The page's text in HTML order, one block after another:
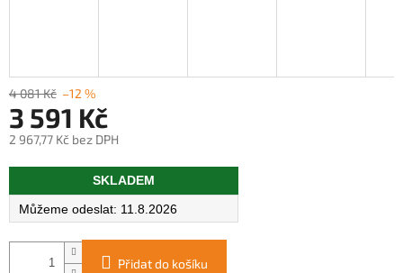
4 081 Kč –12 %
3 591 Kč
2 967,77 Kč bez DPH
Měrná
SKLADEM
11.8.2026
Přidat do košíku